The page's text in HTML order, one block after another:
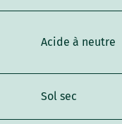
Acide à neutre
Sol sec